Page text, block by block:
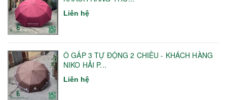
Liên hệ
Ô GẤP 3 TỰ ĐỘNG 2 CHIỀU - KHÁCH HÀNG
NIKO HẢI P...
Liên hệ